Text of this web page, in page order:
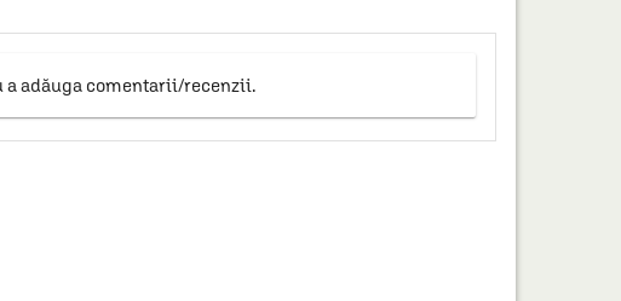
adăuga comentarii/recenzii.